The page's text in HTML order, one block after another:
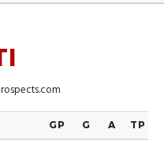
GP G A TP